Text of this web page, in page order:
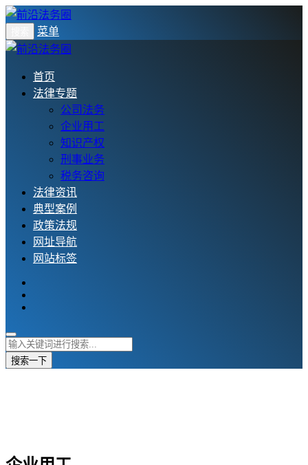
菜单
首页
法律专题
公司法务
企业用工
知识产权
刑事业务
税务咨询
法律资讯
典型案例
政策法规
网址导航
网站标签
搜索一下